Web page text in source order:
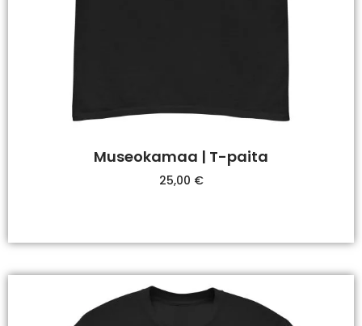
Museokamaa | T-paita
25,00 €